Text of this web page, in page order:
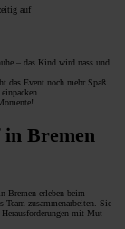
auf
– das Kind wird nass und
das Event noch mehr Spaß.
Bremen
Bremen erleben beim
zusammenarbeiten. Sie
mit Mut